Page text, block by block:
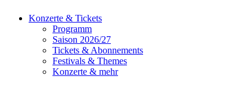
Konzerte & Tickets
Programm
Saison 2026/27
Tickets & Abonnements
Festivals & Themes
Konzerte & mehr